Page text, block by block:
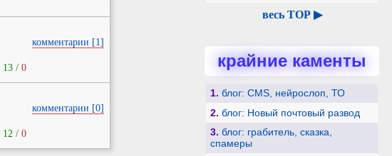
комментарии [1]
13/ 0
комментарии [0]
12 / 0
весь TOP ▶
крайние каменты
1. блог: CMS, нейрослоп, ТО
2. блог: Новый почтовый развод
3. блог: грабитель, сказка,
спамеры